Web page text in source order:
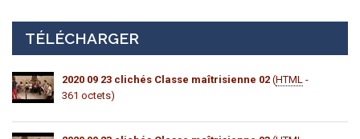
TÉLÉCHARGER
2020 09 23 clichés Classe maîtrisienne 02 (HTML -
361 octets)